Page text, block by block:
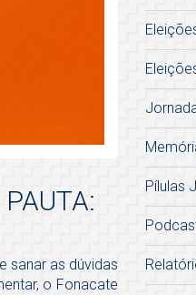
sanar as dúvidas
o Fonacate
Pílulas